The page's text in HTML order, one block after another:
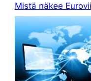
Mistä näkee